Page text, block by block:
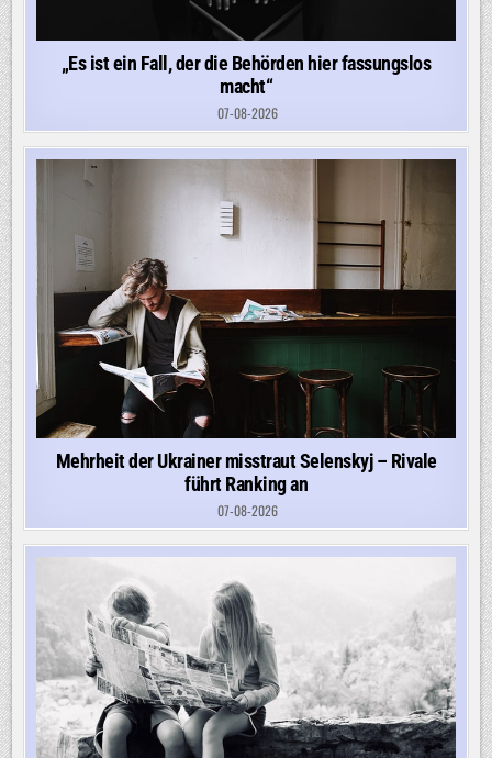
„Es ist ein Fall, der die Behörden hier fassungslos
macht“
07-08-2026
Mehrheit der Ukrainer misstraut Selenskyj – Rivale
führt Ranking an
07-08-2026